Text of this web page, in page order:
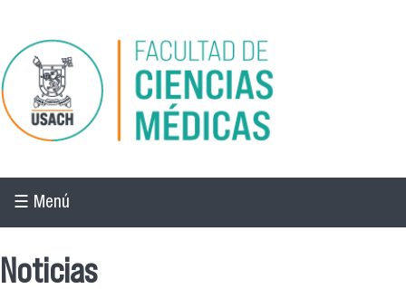
Pasar al contenido principal
☰ Menú
Noticias